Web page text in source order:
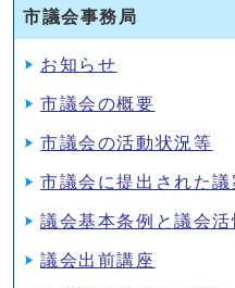
市議会事務局
お知らせ
市議会の概要
市議会の活動状況等
市議会に提出された
議会基本条例と議会活
議会出前講座